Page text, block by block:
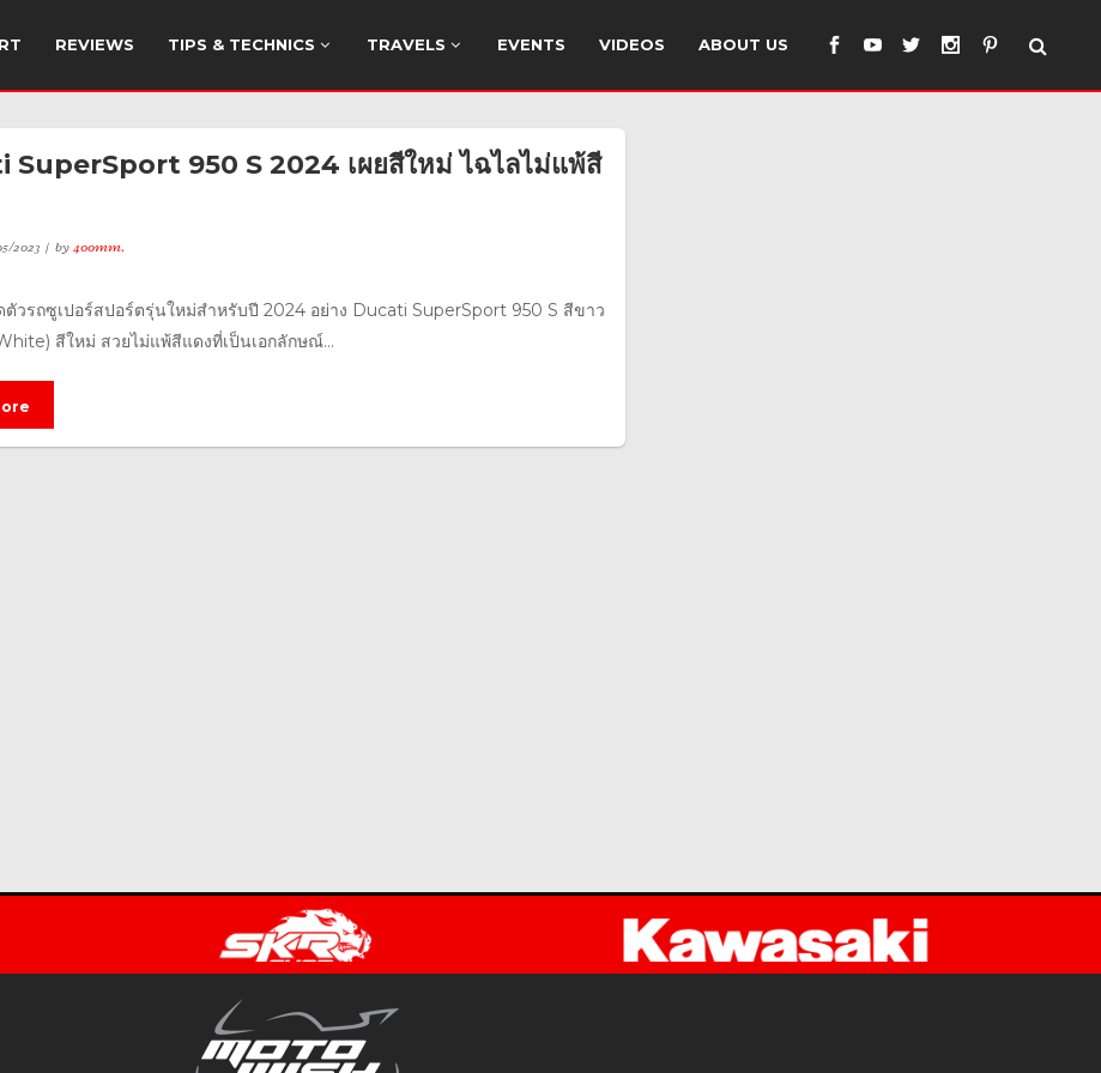
REVIEWS TIPS & TECHNICS TRAVELS EVENTS VIDEOS ABOUT US
SuperSport 950 S 2024 เผยสีใหม่ ไฉไลไม่แพ้สี
2023 by400mm.
ตัวรถซูเปอร์สปอร์ตรุ่นใหม่สำหรับปี 2024 อย่าง Ducati SuperSport 950 S สีขาว
สีใหม่ สวยไม่แพ้สีแดงที่เป็นเอกลักษณ์...